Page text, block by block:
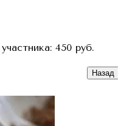
450 руб.
Назад